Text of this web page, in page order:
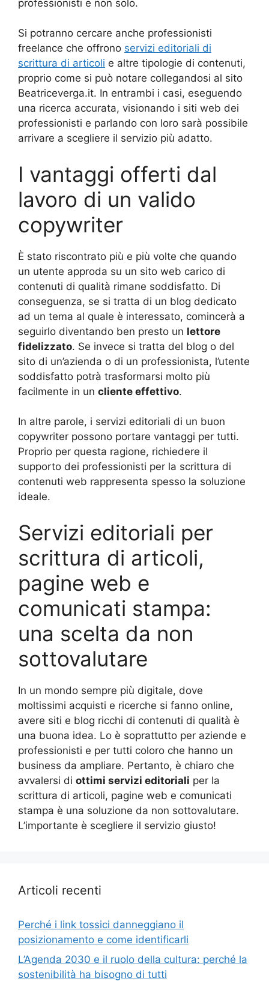
professionisti e non solo.
Si potranno cercare anche professionisti
freelance che offrono servizi editoriali di
scrittura di articoli e altre tipologie di contenuti,
proprio come si può notare collegandosi al sito
Beatriceverga.it. In entrambi i casi, eseguendo
una ricerca accurata, visionando i siti web dei
professionisti e parlando con loro sarà possibile
arrivare a scegliere il servizio più adatto.
I vantaggi offerti dal
lavoro di un valido
copywriter
È stato riscontrato più e più volte che quando
un utente approda su un sito web carico di
contenuti di qualità rimane soddisfatto. Di
conseguenza, se si tratta di un blog dedicato
ad un tema al quale è interessato, comincerà a
seguirlo diventando ben presto un lettore
fidelizzato. Se invece si tratta del blog o del
sito di un’azienda o di un professionista, l’utente
soddisfatto potrà trasformarsi molto più
facilmente in un cliente effettivo.
In altre parole, i servizi editoriali di un buon
copywriter possono portare vantaggi per tutti.
Proprio per questa ragione, richiedere il
supporto dei professionisti per la scrittura di
contenuti web rappresenta spesso la soluzione
ideale.
Servizi editoriali per
scrittura di articoli,
pagine web e
comunicati stampa:
una scelta da non
sottovalutare
In un mondo sempre più digitale, dove
moltissimi acquisti e ricerche si fanno online,
avere siti e blog ricchi di contenuti di qualità è
una buona idea. Lo è soprattutto per aziende e
professionisti e per tutti coloro che hanno un
business da ampliare. Pertanto, è chiaro che
avvalersi di ottimi servizi editoriali per la
scrittura di articoli, pagine web e comunicati
stampa è una soluzione da non sottovalutare.
L’importante è scegliere il servizio giusto!
Articoli recenti
Perché i link tossici danneggiano il
posizionamento e come identificarli
L’Agenda 2030 e il ruolo della cultura: perché la
sostenibilità ha bisogno di tutti